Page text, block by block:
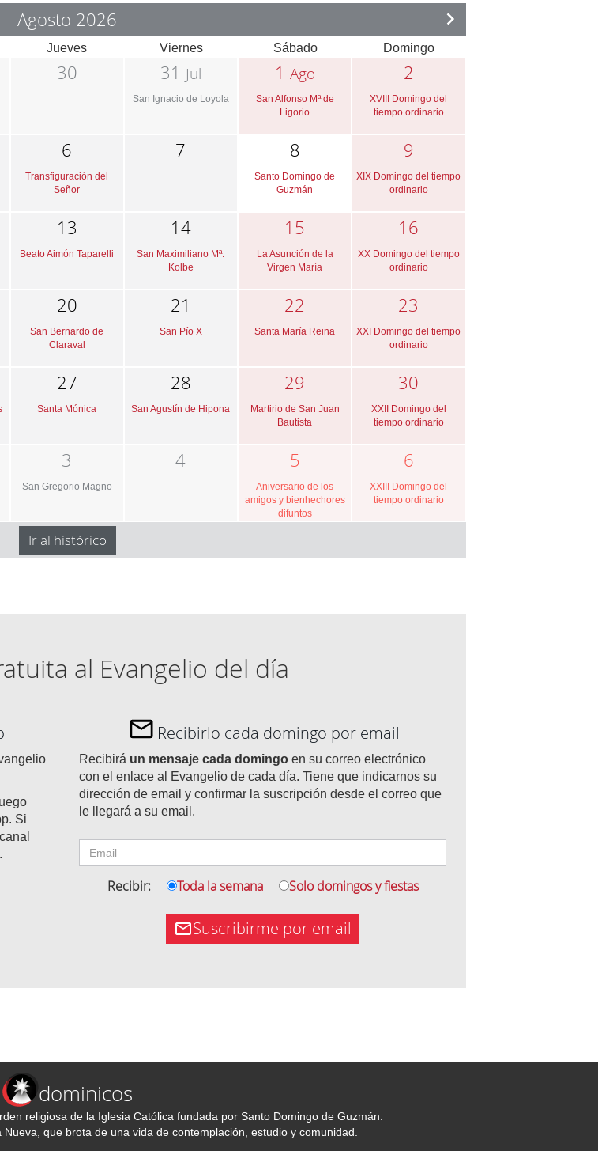
Agosto 2026
Jueves Viernes Sábado Domingo
30 31 Jul
San Ignacio de Loyola
1 Ago
San Alfonso Mª de
Ligorio
2
XVIII Domingo del
tiempo ordinario
6
Transfiguración del
Señor
7 8
Santo Domingo de
Guzmán
9
XIX Domingo del tiempo
ordinario
13
Beato Aimón Taparelli
14
San Maximiliano Mª.
Kolbe
15
La Asunción de la
Virgen María
16
XX Domingo del tiempo
ordinario
20
San Bernardo de
Claraval
21
San Pío X
22
Santa María Reina
23
XXI Domingo del tiempo
ordinario
27
Santa Mónica
28
San Agustín de Hipona
29
Martirio de San Juan
Bautista
30
XXII Domingo del
tiempo ordinario
3
San Gregorio Magno
4 5
Aniversario de los
amigos y bienhechores
difuntos
6
XXIII Domingo del
tiempo ordinario
Ir al histórico
al Evangelio del día
Si
.
Recibirlo cada domingo por email
Recibirá un mensaje cada domingo en su correo electrónico
con el enlace al Evangelio de cada día. Tiene que indicarnos su
dirección de email y confirmar la suscripción desde el correo que
le llegará a su email.
Recibir: Toda la semana Solo domingos y fiestas
Suscribirme por email
dominicos
religiosa de la Iglesia Católica fundada por Santo Domingo de Guzmán.
que brota de una vida de contemplación, estudio y comunidad.